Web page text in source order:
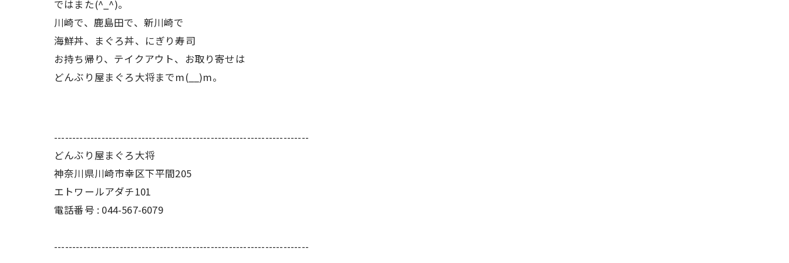
ではまた(^_^)。
川崎で、鹿島田で、新川崎で
海鮮丼、まぐろ丼、にぎり寿司
お持ち帰り、テイクアウト、お取り寄せは
どんぶり屋まぐろ大将までm(__)m。
----------------------------------------------------------------------
どんぶり屋まぐろ大将
神奈川県川崎市幸区下平間205
エトワールアダチ101
電話番号 : 044-567-6079
----------------------------------------------------------------------